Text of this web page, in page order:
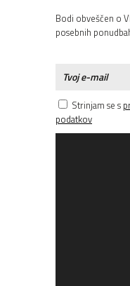
Bodi obveščen o
posebnih
Strinjam se s
podatkov